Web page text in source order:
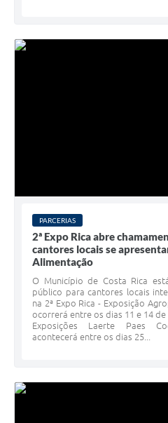
PARCERIAS
2ª Expo Rica abre
cantores locais se
Alimentação
O Município de Costa Rica
público para cantores locais
na 2ª Expo Rica - Exposição
ocorrerá entre os dias 11 e 14
Exposições Laerte Paes
acontecerá entre os dias 25...